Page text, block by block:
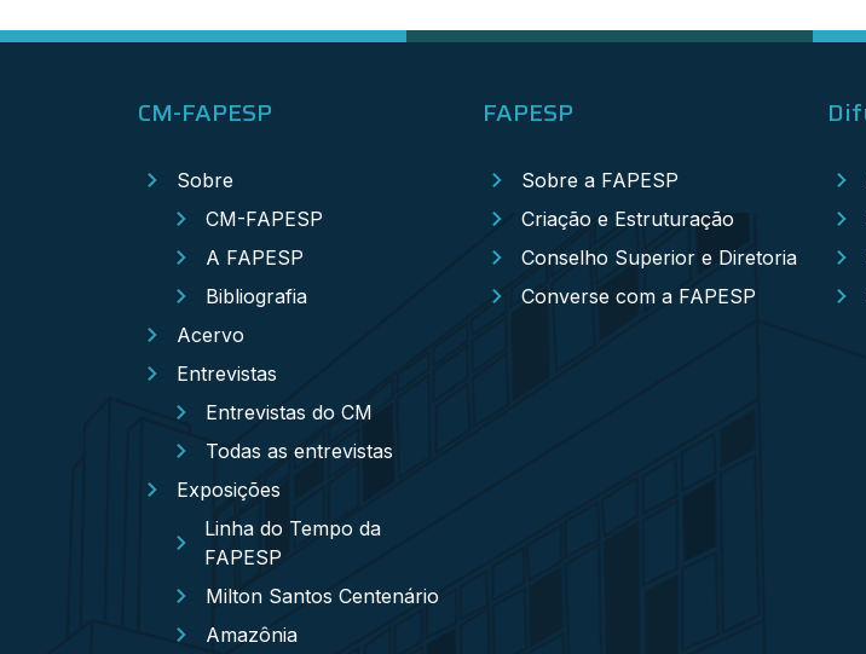
CM-FAPESP
Sobre
CM-FAPESP
A FAPESP
Bibliografia
Acervo
Entrevistas
Entrevistas do CM
Todas as entrevistas
Exposições
Linha do Tempo da
FAPESP
Milton Santos Centenário
Amazônia
FAPESP
Sobre a FAPESP
Criação e Estruturação
Conselho Superior e Diretoria
Converse com a FAPESP